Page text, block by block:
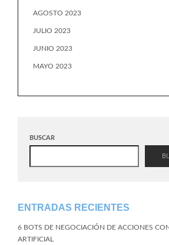
AGOSTO 2023
JULIO 2023
JUNIO 2023
MAYO 2023
BUSCAR
ENTRADAS RECIENTES
6 BOTS DE NEGOCIACIÓN DE ACCIONES
ARTIFICIAL